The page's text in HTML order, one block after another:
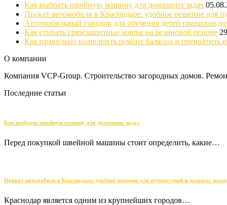
Как выбрать швейную машину для домашних задач
Прокат автомобиля в Краснодаре: удобное решение для
Автомобильный городок для обучения детей правилам
Как стирать грязезащитные ковры на резиновой основе
Как правильно выполнить ремонт балкона и превратить
О компании
Компания VCP-Group. Строительство загородных домов.
Последние статьи
Как выбрать швейную машину для домашних задач
Перед покупкой швейной машины стоит определить, какие…
Прокат автомобиля в Краснодаре: удобное решение для путешествий и деловых
Краснодар является одним из крупнейших городов…